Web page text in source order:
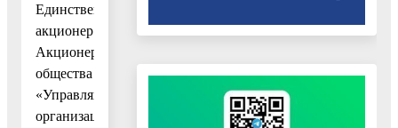
Единственный
акционер
Акционерного
общества
«Управляющая
организация